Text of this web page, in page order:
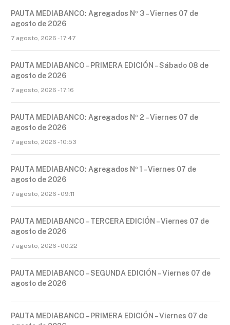
PAUTA MEDIABANCO: Agregados Nº 3 – Viernes 07 de
agosto de 2026
7 agosto, 2026 - 17:47
PAUTA MEDIABANCO – PRIMERA EDICIÓN – Sábado 08 de
agosto de 2026
7 agosto, 2026 - 17:16
PAUTA MEDIABANCO: Agregados Nº 2 – Viernes 07 de
agosto de 2026
7 agosto, 2026 - 10:53
PAUTA MEDIABANCO: Agregados Nº 1 – Viernes 07 de
agosto de 2026
7 agosto, 2026 - 09:11
PAUTA MEDIABANCO – TERCERA EDICIÓN – Viernes 07 de
agosto de 2026
7 agosto, 2026 - 00:22
PAUTA MEDIABANCO – SEGUNDA EDICIÓN – Viernes 07 de
agosto de 2026
PAUTA MEDIABANCO – PRIMERA EDICIÓN – Viernes 07 de